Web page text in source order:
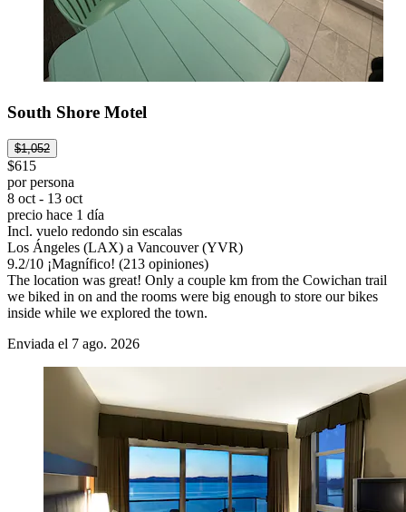
South Shore Motel
$1,052
$615
por persona
8 oct - 13 oct
precio hace 1 día
Incl. vuelo redondo sin escalas
Los Ángeles (LAX) a Vancouver (YVR)
9.2/10 ¡Magnífico! (213 opiniones)
The location was great! Only a couple km from the Cowichan trail
we biked in on and the rooms were big enough to store our bikes
inside while we explored the town.
Enviada el 7 ago. 2026